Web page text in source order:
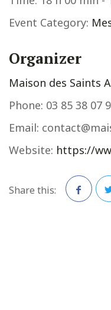
Event Category:
Organizer
Maison des Saints
Phone: 03 85 38 07
Email:
Website: https://
Share this: